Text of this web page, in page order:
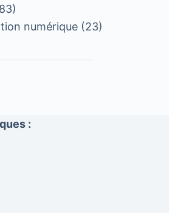
numérique(23)
: